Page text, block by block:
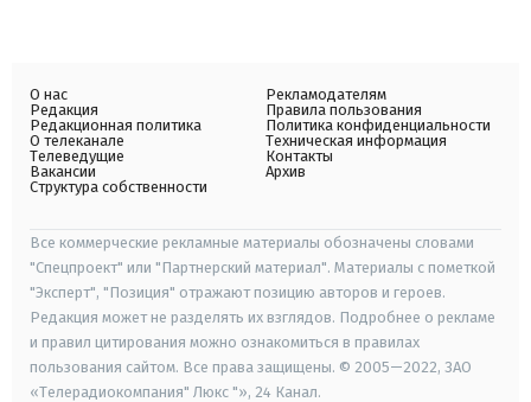
О нас
Редакция
Редакционная политика
О телеканале
Телеведущие
Вакансии
Структура собственности
Рекламодателям
Правила пользования
Политика конфиденциальности
Техническая информация
Контакты
Архив
Все коммерческие рекламные материалы обозначены словами
"Спецпроект" или "Партнерский материал". Материалы с пометкой
"Эксперт", "Позиция" отражают позицию авторов и героев.
Редакция может не разделять их взглядов. Подробнее о рекламе
и правил цитирования можно ознакомиться в правилах
пользования сайтом. Все права защищены. © 2005—2022, ЗАО
«Телерадиокомпания" Люкс "», 24 Канал.